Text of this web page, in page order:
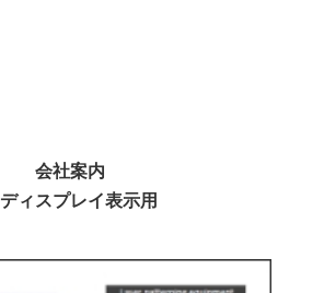
会社案内
ディスプレイ表示用